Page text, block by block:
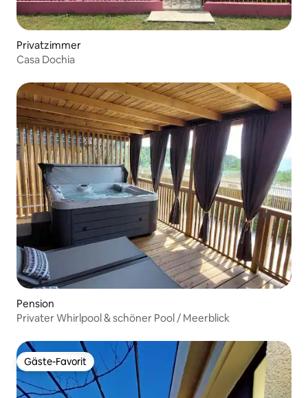
Privatzimmer
Casa Dochia
Pension
Privater Whirlpool & schöner Pool / Meerblick
Gäste-Favorit
Gäste-Favorit